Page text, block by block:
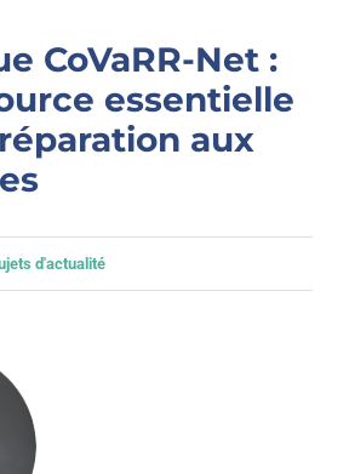
CoVaRR-Net :
essentielle
aux
d'actualité